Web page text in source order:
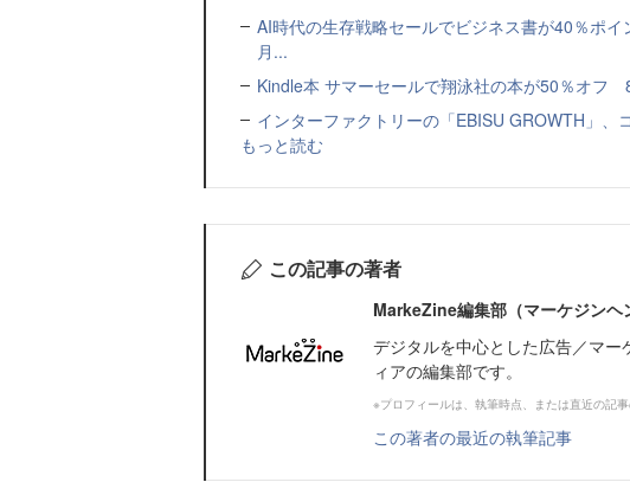
AI時代の生存戦略セールでビジネス書が40％ポ
月...
Kindle本 サマーセールで翔泳社の本が50％オフ
インターファクトリーの「EBISU GROWTH」、
もっと読む
この記事の著者
MarkeZine編集部（マーケジンヘ
デジタルを中心とした広告／マ
ィアの編集部です。
※プロフィールは、執筆時点、または直近の記
この著者の最近の執筆記事